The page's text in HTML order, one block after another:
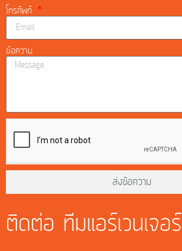
โทรศัพท์
ข้อความ
ส่งข้อความ
ติดต่อ ทีมแอร์เวนเจอร์